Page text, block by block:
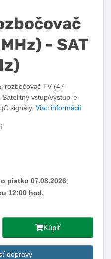
- SAT
rozbočovač TV (47-
vstup/výstup je
signály. Viac informácií
piatku 07.08.2026
12:00 hod.
Kúpiť
dopravy